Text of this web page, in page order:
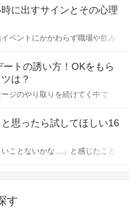
に出すサインとその心理
ベントにかかわらず職場や飲み
れます。 これから恋人作りを本
女性が異性を求めて出すサイン
に移せるかどうかが重要。 この
い時に出すサインとその心理を
かをご紹介していきます。
トの誘い方！OKをもら
は？
ジのやり取りを続けてく中で
いの？」とお困りの男性もいら
そこで今回は、男性から女性へ
ツをご紹介します。例文も混じ
にしてください。
思ったら試してほしい16
ことないかな…」と感じたこと
た♪ いままさに楽しいことを探し
す